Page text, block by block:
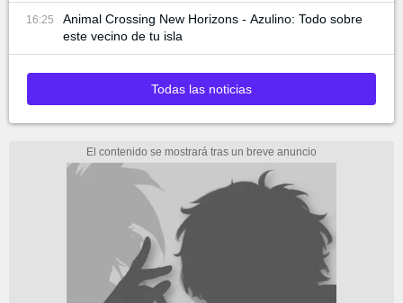
16:25
Animal Crossing New Horizons - Azulino: Todo sobre
este vecino de tu isla
Todas las noticias